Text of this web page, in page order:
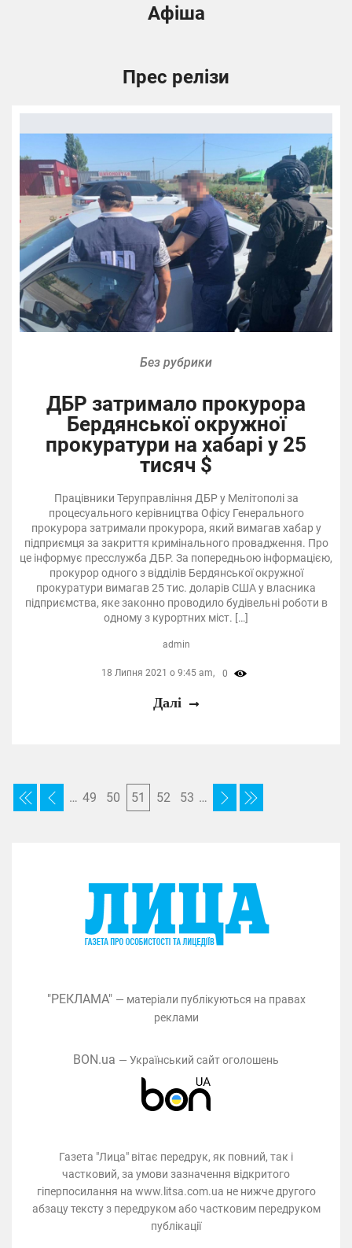
Афіша
Прес релізи
Без рубрики
ДБР затримало прокурора
Бердянської окружної
прокуратури на хабарі у 25
тисяч $
Працівники Теруправління ДБР у Мелітополі за
процесуального керівництва Офісу Генерального
прокурора затримали прокурора, який вимагав хабар у
підприємця за закриття кримінального провадження. Про
це інформує пресслужба ДБР. За попередньою інформацією,
прокурор одного з відділів Бердянської окружної
прокуратури вимагав 25 тис. доларів США у власника
підприємства, яке законно проводило будівельні роботи в
одному з курортних міст. […]
admin
18 Липня 2021 о 9:45 am, 0
Далі
… 49 50 51 52 53 …
"РЕКЛАМА" — матеріали публікуються на правах
реклами
BON.ua — Український сайт оголошень
Газета "Лица" вітає передрук, як повний, так і
частковий, за умови зазначення відкритого
гіперпосилання на www.litsa.com.ua не нижче другого
абзацу тексту з передруком або частковим передруком
публікації